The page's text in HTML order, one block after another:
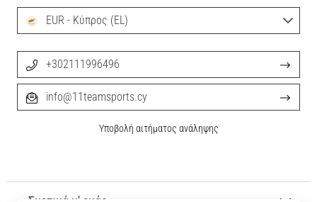
EUR - Κύπρος (EL)
+302111996496
info@11teamsports.cy
Υποβολή αιτήματος ανάληψης